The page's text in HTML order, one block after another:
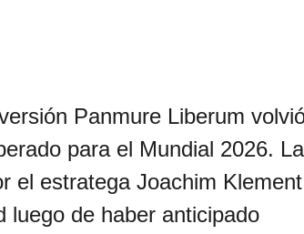
Panmure Liberum
para el Mundial 2026. La
el estratega Joachim
luego de haber anticipado